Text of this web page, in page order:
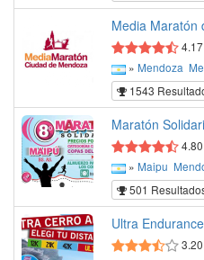
Media Maratón
4.17
» Mendoza
1543
Maratón
4.80
» Maipu
501
Ultra
3.20